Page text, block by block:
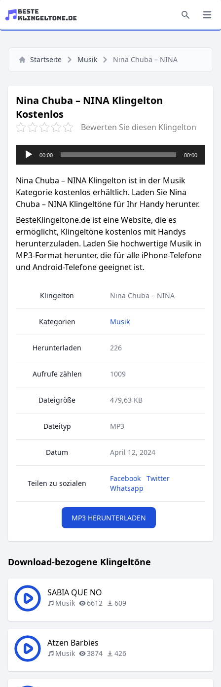
Startseite Musik Nina Chuba – NINA
Nina Chuba – NINA Klingelton
Kostenlos
Bewerten Sie diesen Klingelton
Audio-
Player
00:00 00:00
Nina Chuba – NINA Klingelton ist in der Musik
Kategorie kostenlos erhältlich. Laden Sie Nina
Chuba – NINA Klingeltöne für Ihr Handy herunter.
BesteKlingeltone.de ist eine Website, die es
ermöglicht, Klingeltöne kostenlos mit Handys
herunterzuladen. Laden Sie hochwertige Musik in
MP3-Format herunter, die für alle iPhone-Telefone
und Android-Telefone geeignet ist.
Klingelton Nina Chuba – NINA
Kategorien Musik
Herunterladen 226
Aufrufe zählen 1009
Dateigröße 479,63 KB
Dateityp MP3
Datum April 12, 2024
Teilen zu sozialen
Facebook
Twitter
Whatsapp
MP3 HERUNTERLADEN
Download-bezogene Klingeltöne
SABIA QUE NO
Musik 6612 609
Atzen Barbies
Musik 3874 426